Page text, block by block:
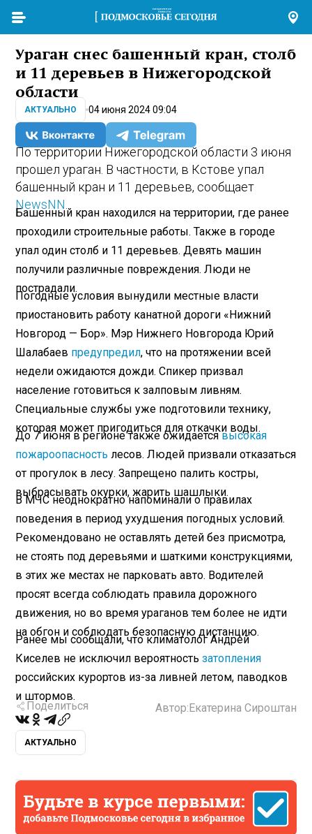
Ураган снес башенный кран, столб
и 11 деревьев в Нижегородской
области
АКТУАЛЬНО 04 июня 2024 09:04
По территории Нижегородской области 3 июня
прошел ураган. В частности, в Кстове упал
башенный кран и 11 деревьев, сообщает
NewsNN
Башенный кран находился на территории, где ранее
проходили строительные работы. Также в городе
упал один столб и 11 деревьев. Девять машин
получили различные повреждения. Люди не
пострадали.
Погодные условия вынудили местные власти
приостановить работу канатной дороги «Нижний
Новгород — Бор». Мэр Нижнего Новгорода Юрий
Шалабаев предупредил, что на протяжении всей
недели ожидаются дожди. Спикер призвал
население готовиться к залповым ливням.
Специальные службы уже подготовили технику,
которая может пригодиться для откачки воды.
До 7 июня в регионе также ожидаетсявысокая
пожароопасность лесов. Людей призвали отказаться
от прогулок в лесу. Запрещено палить костры,
выбрасывать окурки, жарить шашлыки.
В МЧС неоднократно напоминали о правилах
поведения в период ухудшения погодных условий.
Рекомендовано не оставлять детей без присмотра,
не стоять под деревьями и шаткими конструкциями,
в этих же местах не парковать авто. Водителей
просят всегда соблюдать правила дорожного
движения, но во время ураганов тем более не идти
на обгон и соблюдать безопасную дистанцию.
Ранее мы сообщали, что климатолог Андрей
Киселев не исключил вероятностьзатопления
российских курортов из-за ливней летом, паводков
и штормов.
Поделиться Автор:Екатерина Сироштан
АКТУАЛЬНО